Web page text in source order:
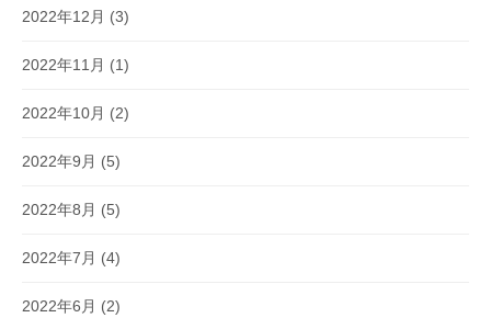
2022年12月 (3)
2022年11月 (1)
2022年10月 (2)
2022年9月 (5)
2022年8月 (5)
2022年7月 (4)
2022年6月 (2)